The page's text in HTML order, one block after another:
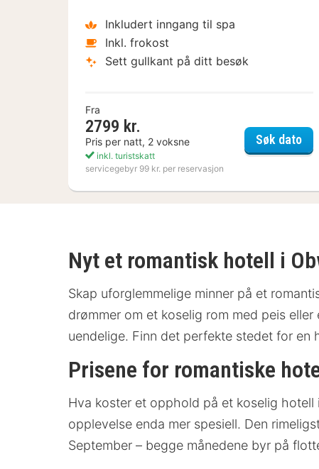
Inkludert inngang til spa
Inkl. frokost
Sett gullkant på ditt besøk
Fra
2799 kr.
Pris per natt, 2 voksne
inkl. turistskatt
servicegebyr 99 kr. per reservasjon
Søk dato
Nyt et romantisk hotell i
Skap uforglemmelige minner på et
drømmer om et koselig rom med peis
uendelige. Finn det perfekte stedet for en
Prisene for romantiske
Hva koster et opphold på et koselig
opplevelse enda mer spesiell. Den
September – begge månedene byr på